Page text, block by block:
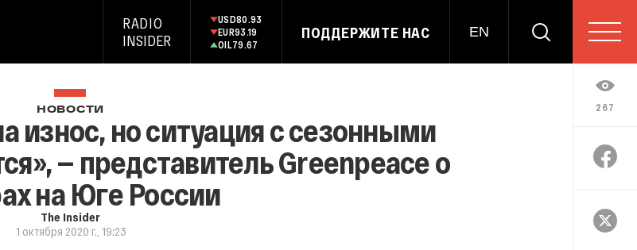
RADIO
INSIDER
USD80.93
EUR93.19
OIL79.67
ПОДДЕРЖИТЕ НАС EN
267
НОВОСТИ
износ, но ситуация с сезонными
— представитель Greenpeace о
на Юге России
The Insider
1 октября 2020 г., 19:23